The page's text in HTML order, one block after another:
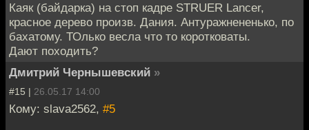
Каяк (байдарка) на стоп кадре STRUER Lancer,
красное дерево произв. Дания. Антуражнененько, по
бахатому. ТОлько весла что то коротковаты.
Дают походить?
Дмитрий Чернышевский »
#15 | 26.05.17 14:00
Кому: slava2562, #5